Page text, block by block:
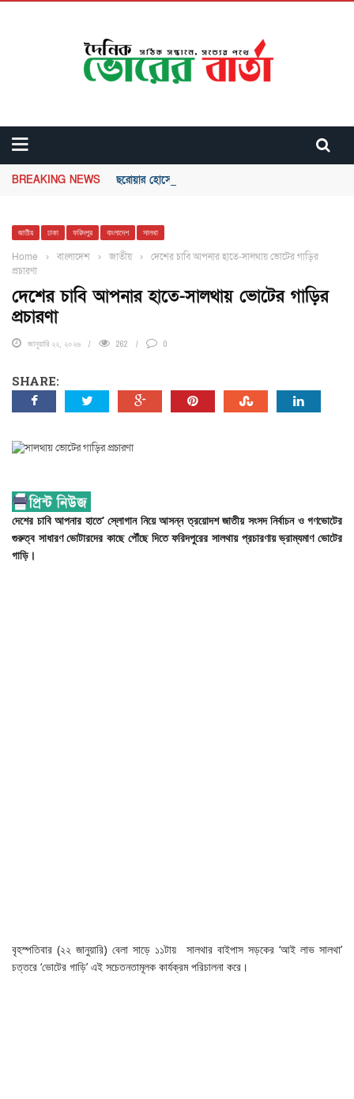
BREAKING NEWS ছরোয়ার হোসেন-এর সাথে একত্র দল করার সিদ্ধান্ত নিলেন
জাতীয় ঢাকা ফরিদপুর বাংলাদেশ সালথা
Home › বাংলাদেশ › জাতীয় ›
দেশের চাবি আপনার হাতে-সালথায় ভোটের গাড়ির
প্রচারণা
দেশের চাবি আপনার হাতে-সালথায় ভোটের গাড়ির
প্রচারণা
জানুয়ারি ২২, ২০২৬ 262 0
SHARE:
দেশের চাবি আপনার হাতে’ স্লোগান নিয়েআসন্নত্রয়োদশজাতীয় সংসদনির্বাচন ও গণভোটের
গুরুত্ব সাধারণভোটারদেরকাছে পৌঁছে দিতেফরিদপুরের সালথায় প্রচারণায়ভ্রাম্যমাণভোটের
গাড়ি।
বৃহস্পতিবার (২২ জানুয়ারি) বেলা সাড়ে ১১টায় সালথার বাইপাস সড়কের ‘আই লাভ সালথা’
চত্তরে ‘ভোটের গাড়ি’ এই সচেতনতামূলক কার্যক্রম পরিচালনা করে।